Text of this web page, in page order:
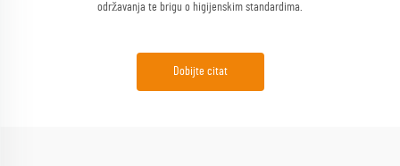
održavanja te brigu o higijenskim standardima.
Dobijte citat